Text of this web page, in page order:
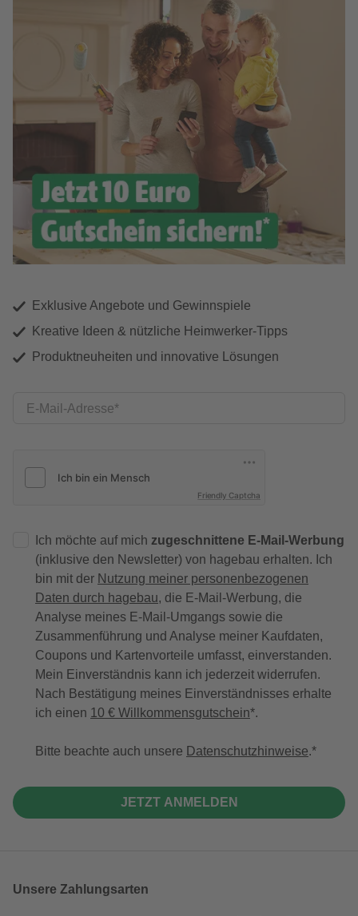
Exklusive Angebote und Gewinnspiele
Kreative Ideen & nützliche Heimwerker-Tipps
Produktneuheiten und innovative Lösungen
E-Mail-Adresse
Friendly Captcha
Ich möchte auf mich zugeschnittene E-Mail-Werbung
(inklusive den Newsletter) von hagebau erhalten. Ich
bin mit der Nutzung meiner personenbezogenen
Daten durch hagebau, die E-Mail-Werbung, die
Analyse meines E-Mail-Umgangs sowie die
Zusammenführung und Analyse meiner Kaufdaten,
Coupons und Kartenvorteile umfasst, einverstanden.
Mein Einverständnis kann ich jederzeit widerrufen.
Nach Bestätigung meines Einverständnisses erhalte
ich einen 10 € Willkommensgutschein*.
Bitte beachte auch unsere Datenschutzhinweise.
JETZT ANMELDEN
Unsere Zahlungsarten